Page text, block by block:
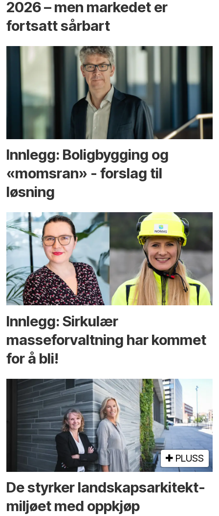
2026 – men markedet er
fortsatt sårbart
Innlegg: Boligbygging og
«momsran» - forslag til
løsning
Innlegg: Sirkulær
masseforvaltning har kommet
for å bli!
PLUSS
De styrker landskaps­arkitekt­
miljøet med oppkjøp